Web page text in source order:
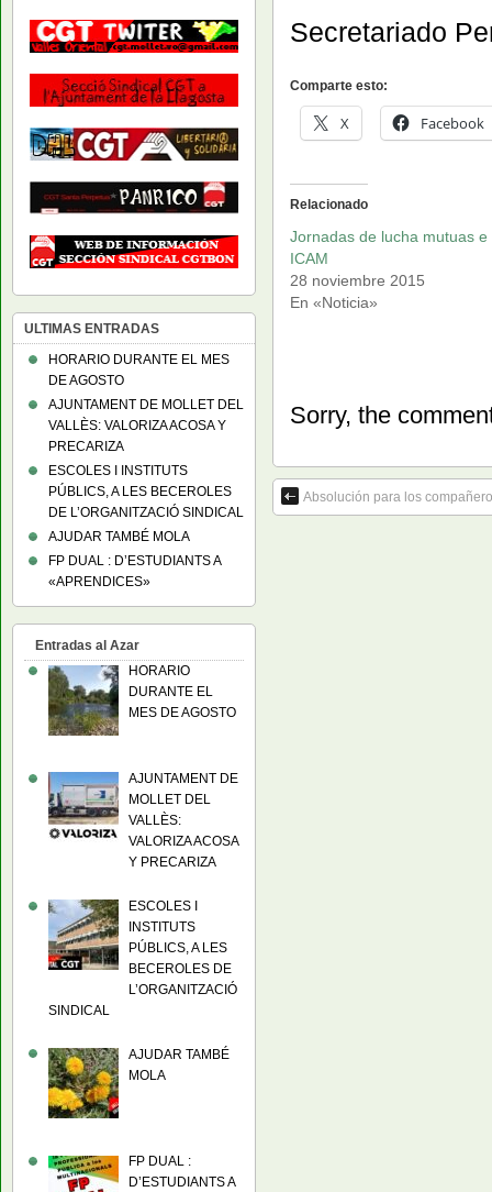
Secretariado
Comparte esto:
X Facebook
Relacionado
Jornadas de lucha mutuas e
ICAM
28 noviembre 2015
En «Noticia»
Sorry, the
Absolución para los
ULTIMAS ENTRADAS
HORARIO DURANTE EL MES
DE AGOSTO
AJUNTAMENT DE MOLLET DEL
VALLÈS: VALORIZA ACOSA Y
PRECARIZA
ESCOLES I INSTITUTS
PÚBLICS, A LES BECEROLES
DE L’ORGANITZACIÓ SINDICAL
AJUDAR TAMBÉ MOLA
FP DUAL : D’ESTUDIANTS A
«APRENDICES»
Entradas al Azar
HORARIO
DURANTE EL
MES DE AGOSTO
AJUNTAMENT DE
MOLLET DEL
VALLÈS:
VALORIZA ACOSA
Y PRECARIZA
ESCOLES I
INSTITUTS
PÚBLICS, A LES
BECEROLES DE
L’ORGANITZACIÓ
SINDICAL
AJUDAR TAMBÉ
MOLA
FP DUAL :
D’ESTUDIANTS A